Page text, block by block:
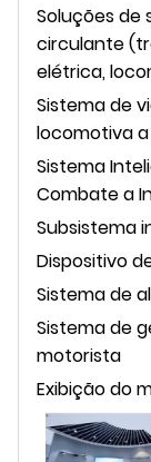
Soluções de
circulante
elétrica,
Sistema de
locomotiva
Sistema
Combate a
Subsistema
Dispositivo
Sistema de
Sistema de
motorista
Exibição do